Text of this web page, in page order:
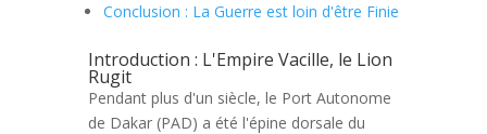
Conclusion : La Guerre est loin d'être Finie
Introduction : L'Empire Vacille, le Lion
Rugit
Pendant plus d'un siècle, le Port Autonome
de Dakar (PAD) a été l'épine dorsale du